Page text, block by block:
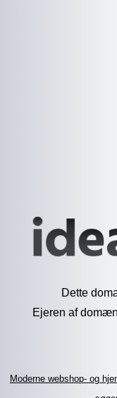
Dette
Ejeren af
Moderne webshop- og